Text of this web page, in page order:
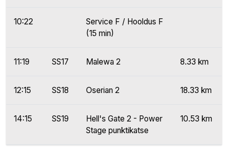
10:22
Service F / Hooldus F
(15 min)
11:19 SS17 Malewa 2 8.33 km
12:15 SS18 Oserian 2 18.33 km
14:15 SS19
Hell's Gate 2 - Power
Stage punktikatse
10.53 km